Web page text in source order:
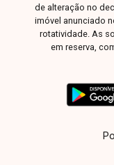
de alteração no
imóvel anunciado
rotatividade. As
em reserva,